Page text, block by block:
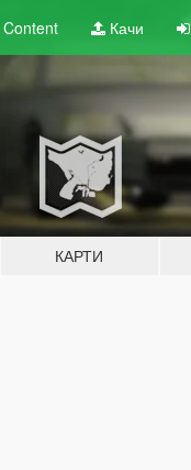
Content Качи
КАРТИ